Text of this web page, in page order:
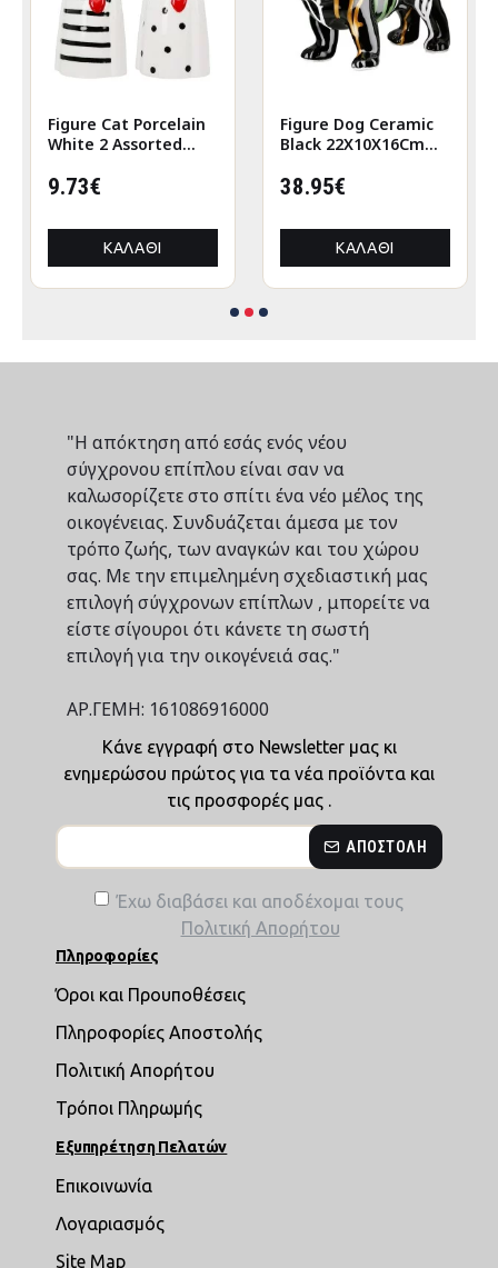
Figure Cat Porcelain
White 2 Assorted
9.73€
ΚΑΛΆΘΙ
Figure Dog Ceramic
Black 22X10X16Cm
38.95€
ΚΑΛΆΘΙ
"Η απόκτηση από εσάς ενός νέου
σύγχρονου επίπλου είναι σαν να
καλωσορίζετε στο σπίτι ένα νέο μέλος της
οικογένειας. Συνδυάζεται άμεσα με τον
τρόπο ζωής, των αναγκών και του χώρου
σας. Με την επιμελημένη σχεδιαστική μας
επιλογή σύγχρονων επίπλων , μπορείτε να
είστε σίγουροι ότι κάνετε τη σωστή
επιλογή για την οικογένειά σας."
ΑΡ.ΓΕΜΗ: 161086916000
Κάνε εγγραφή στο Newsletter μας κι
ενημερώσου πρώτος για τα νέα προϊόντα και
τις προσφορές μας .
ΑΠΟΣΤΟΛΉ
Έχω διαβάσει και αποδέχομαι τους
Πολιτική Απορήτου
Πληροφορίες
Όροι και Προυποθέσεις
Πληροφορίες Αποστολής
Πολιτική Απορήτου
Τρόποι Πληρωμής
Εξυπηρέτηση Πελατών
Επικοινωνία
Λογαριασμός
Site Map